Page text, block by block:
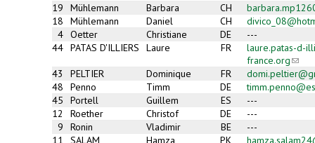
19
Mühlemann Barbara CH
18
Mühlemann Daniel CH
4 Oetter Christiane DE
---
44 PATAS D'ILLIERS Laure FR
laure.patas-d-
france.org(link
sends
e-
43 PELTIER Dominique FR
48
Penno Timm DE
45
Portell Guillem ES
---
12
Roether Christof DE
---
9
Ronin Vladimir BE
---
11
SALAM Hamza PK